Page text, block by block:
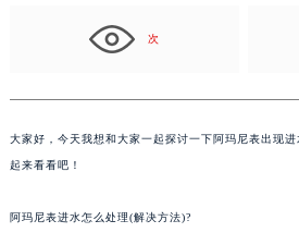
次
大家好，今天我想和大家一起探讨一下阿玛尼表出现
起来看看吧！
阿玛尼表进水怎么处理(解决方法)?